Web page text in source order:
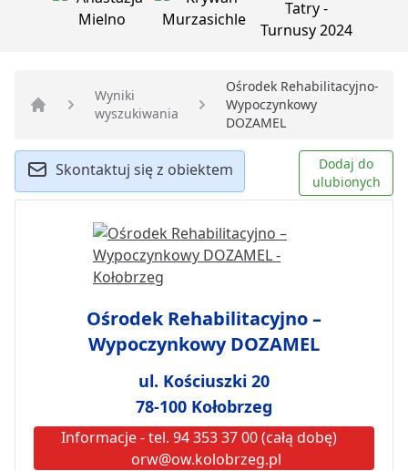
Strona główna
Wyniki
wyszukiwania
Ośrodek Rehabilitacyjno-
Wypoczynkowy
DOZAMEL
Skontaktuj się z obiektem
Dodaj do
ulubionych
Ośrodek Rehabilitacyjno –
Wypoczynkowy DOZAMEL
ul. Kościuszki 20
78-100 Kołobrzeg
Informacje - tel. 94 353 37 00 (całą dobę)
orw@ow.kolobrzeg.pl